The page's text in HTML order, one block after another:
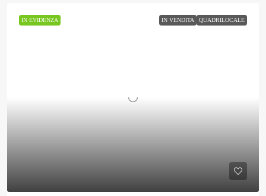
IN EVIDENZA IN VENDITA QUADRILOCALE